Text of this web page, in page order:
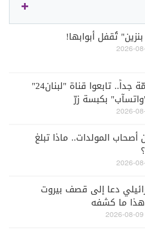
تُقفل أبوابها!
أخبار مهمّة جداً.. تابعوا قناة "لبنان24"
بكبسة زرّ
المولدات.. ماذا تبلغ
دعا إلى قصف بيروت
ما كشفه